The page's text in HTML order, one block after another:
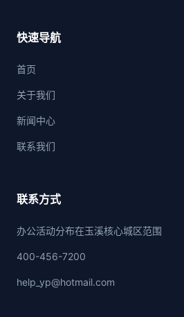
快速导航
首页
关于我们
新闻中心
联系我们
联系方式
办公活动分布在玉溪核心城区范围
400-456-7200
help_yp@hotmail.com